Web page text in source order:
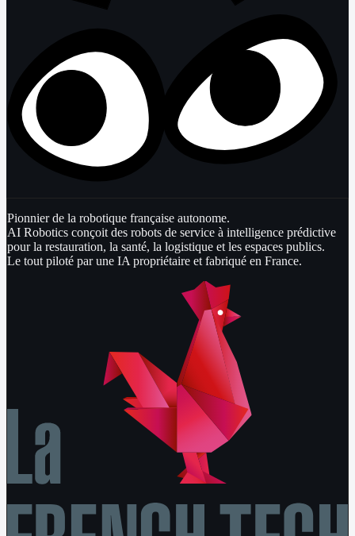
Pionnier de la robotique française autonome.
AI Robotics conçoit des robots de service à intelligence prédictive
pour la restauration, la santé, la logistique et les espaces publics.
Le tout piloté par une IA propriétaire et fabriqué en France.